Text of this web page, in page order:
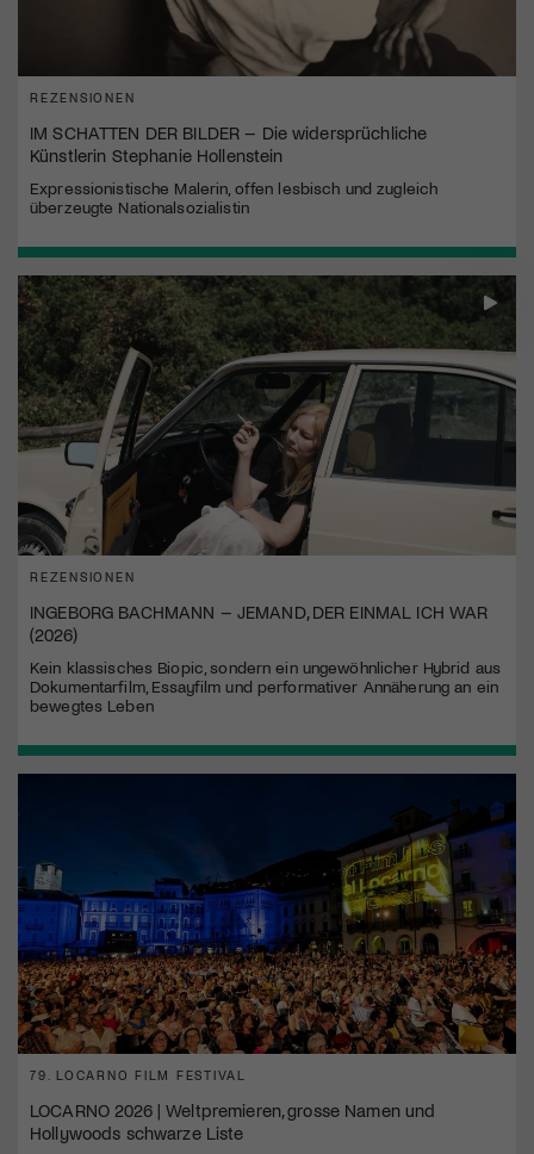
REZENSIONEN
IM SCHATTEN DER BILDER – Die widersprüchliche
Künstlerin Stephanie Hollenstein
Expressionistische Malerin, offen lesbisch und zugleich
überzeugte Nationalsozialistin
REZENSIONEN
INGEBORG BACHMANN – JEMAND, DER EINMAL ICH WAR
(2026)
Kein klassisches Biopic, sondern ein ungewöhnlicher Hybrid aus
Dokumentarfilm, Essayfilm und performativer Annäherung an ein
bewegtes Leben
79. LOCARNO FILM FESTIVAL
LOCARNO 2026 | Weltpremieren, grosse Namen und
Hollywoods schwarze Liste